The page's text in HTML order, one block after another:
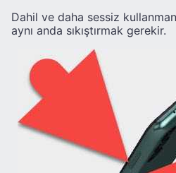
Dahil ve daha sessiz
aynı anda sıkıştırmak gerekir.